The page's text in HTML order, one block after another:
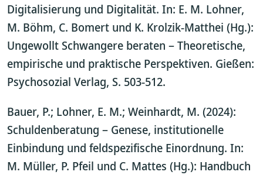
Digitalisierung und Digitalität. In: E. M. Lohner,
M. Böhm, C. Bomert und K. Krolzik-Matthei (Hg.):
Ungewollt Schwangere beraten – Theoretische,
empirische und praktische Perspektiven. Gießen:
Psychosozial Verlag, S. 503-512.
Bauer, P.; Lohner, E. M.; Weinhardt, M. (2024):
Schuldenberatung – Genese, institutionelle
Einbindung und feldspezifische Einordnung. In:
M. Müller, P. Pfeil und C. Mattes (Hg.): Handbuch